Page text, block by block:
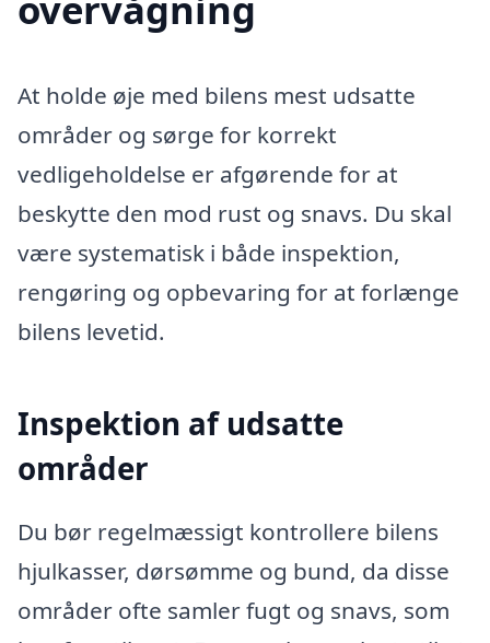
At holde øje med bilens mest udsatte
områder og sørge for korrekt
vedligeholdelse er afgørende for at
beskytte den mod rust og snavs. Du skal
være systematisk i både inspektion,
rengøring og opbevaring for at forlænge
bilens levetid.
Inspektion af udsatte
områder
Du bør regelmæssigt kontrollere bilens
hjulkasser, dørsømme og bund, da disse
områder ofte samler fugt og snavs, som